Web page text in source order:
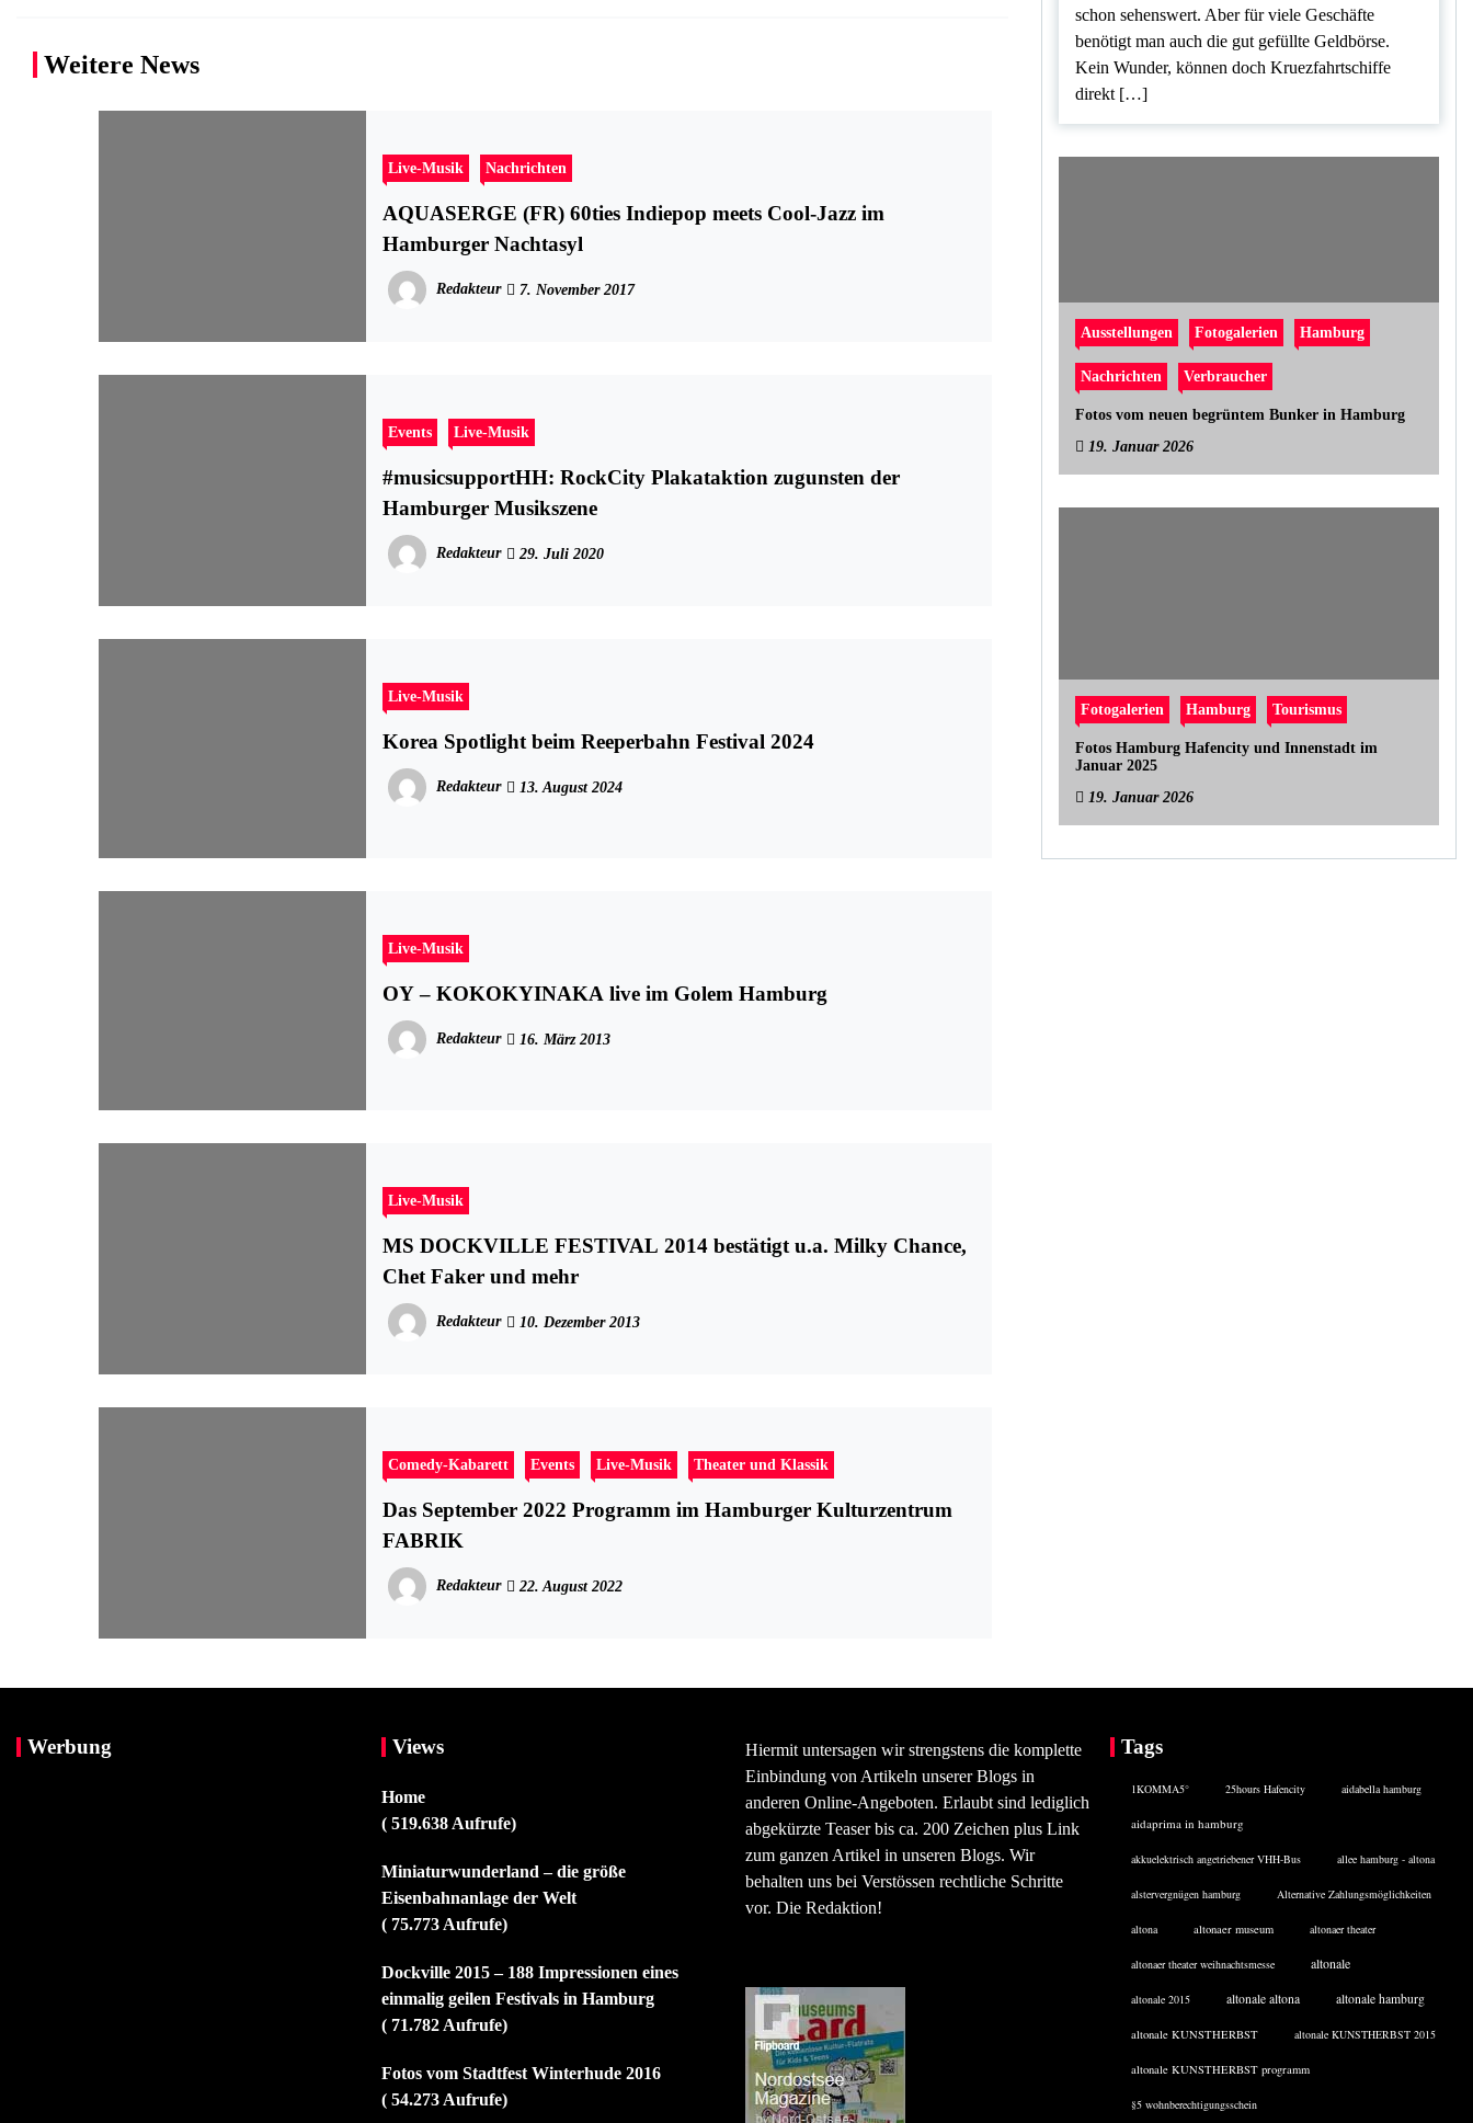
Weitere News
Live-Musik Nachrichten
AQUASERGE (FR) 60ties Indiepop meets Cool-Jazz im
Hamburger Nachtasyl
Redakteur 7. November 2017
Events Live-Musik
#musicsupportHH: RockCity Plakataktion zugunsten der
Hamburger Musikszene
Redakteur 29. Juli 2020
Live-Musik
Korea Spotlight beim Reeperbahn Festival 2024
Redakteur 13. August 2024
Live-Musik
OY – KOKOKYINAKA live im Golem Hamburg
Redakteur 16. März 2013
Live-Musik
MS DOCKVILLE FESTIVAL 2014 bestätigt u.a. Milky Chance,
Chet Faker und mehr
Redakteur 10. Dezember 2013
Comedy-Kabarett Events Live-Musik Theater und Klassik
Das September 2022 Programm im Hamburger Kulturzentrum
FABRIK
Redakteur 22. August 2022
schon sehenswert. Aber für viele Geschäfte
benötigt man auch die gut gefüllte Geldbörse.
Kein Wunder, können doch Kruezfahrtschiffe
direkt […]
Ausstellungen Fotogalerien Hamburg
Nachrichten Verbraucher
Fotos vom neuen begrüntem Bunker in Hamburg
19. Januar 2026
Fotogalerien Hamburg Tourismus
Fotos Hamburg Hafencity und Innenstadt im
Januar 2025
19. Januar 2026
Werbung Views
Home
( 519.638 Aufrufe)
Miniaturwunderland – die größe
Eisenbahnanlage der Welt
( 75.773 Aufrufe)
Dockville 2015 – 188 Impressionen eines
einmalig geilen Festivals in Hamburg
( 71.782 Aufrufe)
Fotos vom Stadtfest Winterhude 2016
( 54.273 Aufrufe)
Hiermit untersagen wir strengstens die komplette
Einbindung von Artikeln unserer Blogs in
anderen Online-Angeboten. Erlaubt sind lediglich
abgekürzte Teaser bis ca. 200 Zeichen plus Link
zum ganzen Artikel in unseren Blogs. Wir
behalten uns bei Verstössen rechtliche Schritte
vor. Die Redaktion!
Tags
1KOMMA5° 25hours Hafencity aidabella hamburg
aidaprima in hamburg
akkuelektrisch angetriebener VHH-Bus allee hamburg - altona
alstervergnügen hamburg Alternative Zahlungsmöglichkeiten
altona altonaer museum altonaer theater
altonaer theater weihnachtsmesse altonale
altonale 2015 altonale altona altonale hamburg
altonale KUNSTHERBST altonale KUNSTHERBST 2015
altonale KUNSTHERBST programm
§5 wohnberechtigungsschein